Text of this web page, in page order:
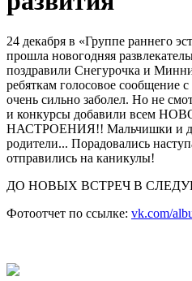
24 декабря в «Группе раннего
прошла новогодняя
поздравили Снегурочка и
ребяткам голосовое сообщение
очень сильно заболел. Но не
и конкурсы добавили всем
НАСТРОЕНИЯ!! Мальчишки и
родители... Порадовались
отправились на каникулы!
ДО НОВЫХ ВСТРЕЧ В
Фотоотчет по ссылке: vk.com/